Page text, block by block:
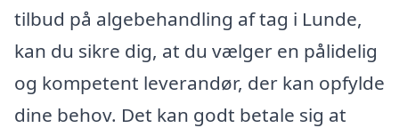
tilbud på algebehandling af tag i Lunde,
kan du sikre dig, at du vælger en pålidelig
og kompetent leverandør, der kan opfylde
dine behov. Det kan godt betale sig at